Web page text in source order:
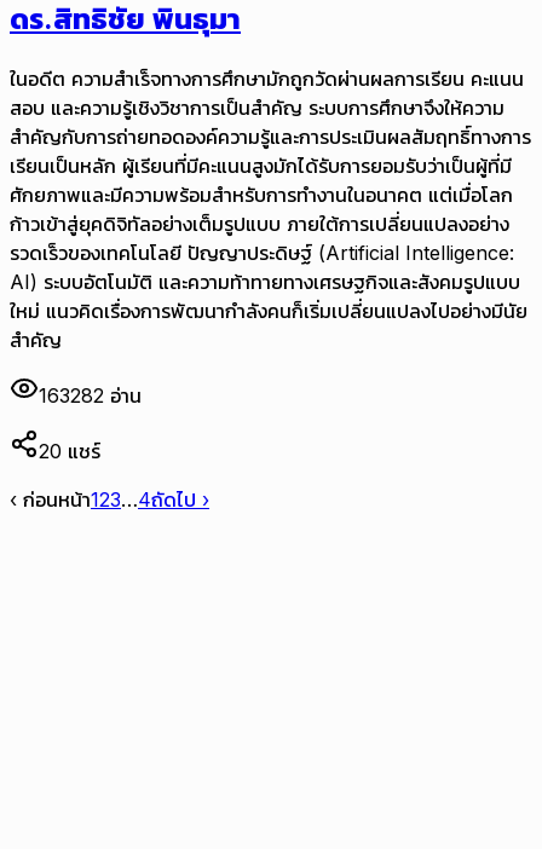
ดร.สิทธิชัย พินธุมา
ในอดีต ความสำเร็จทางการศึกษามักถูกวัดผ่านผลการเรียน คะแนน
สอบ และความรู้เชิงวิชาการเป็นสำคัญ ระบบการศึกษาจึงให้ความ
สำคัญกับการถ่ายทอดองค์ความรู้และการประเมินผลสัมฤทธิ์ทางการ
เรียนเป็นหลัก ผู้เรียนที่มีคะแนนสูงมักได้รับการยอมรับว่าเป็นผู้ที่มี
ศักยภาพและมีความพร้อมสำหรับการทำงานในอนาคต แต่เมื่อโลก
ก้าวเข้าสู่ยุคดิจิทัลอย่างเต็มรูปแบบ ภายใต้การเปลี่ยนแปลงอย่าง
รวดเร็วของเทคโนโลยี ปัญญาประดิษฐ์ (Artificial Intelligence:
AI) ระบบอัตโนมัติ และความท้าทายทางเศรษฐกิจและสังคมรูปแบบ
ใหม่ แนวคิดเรื่องการพัฒนากำลังคนก็เริ่มเปลี่ยนแปลงไปอย่างมีนัย
สำคัญ
163282 อ่าน
20 แชร์
‹ ก่อนหน้า123…4ถัดไป ›